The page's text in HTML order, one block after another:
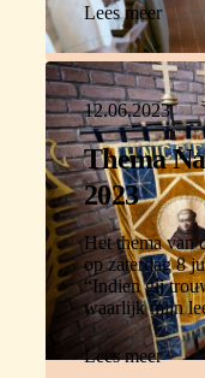
Lees meer
12.06.2023
Thema
2023
Het thema van
op zaterdag 8
“Indien gij
waarlijk mijn
Lees meer